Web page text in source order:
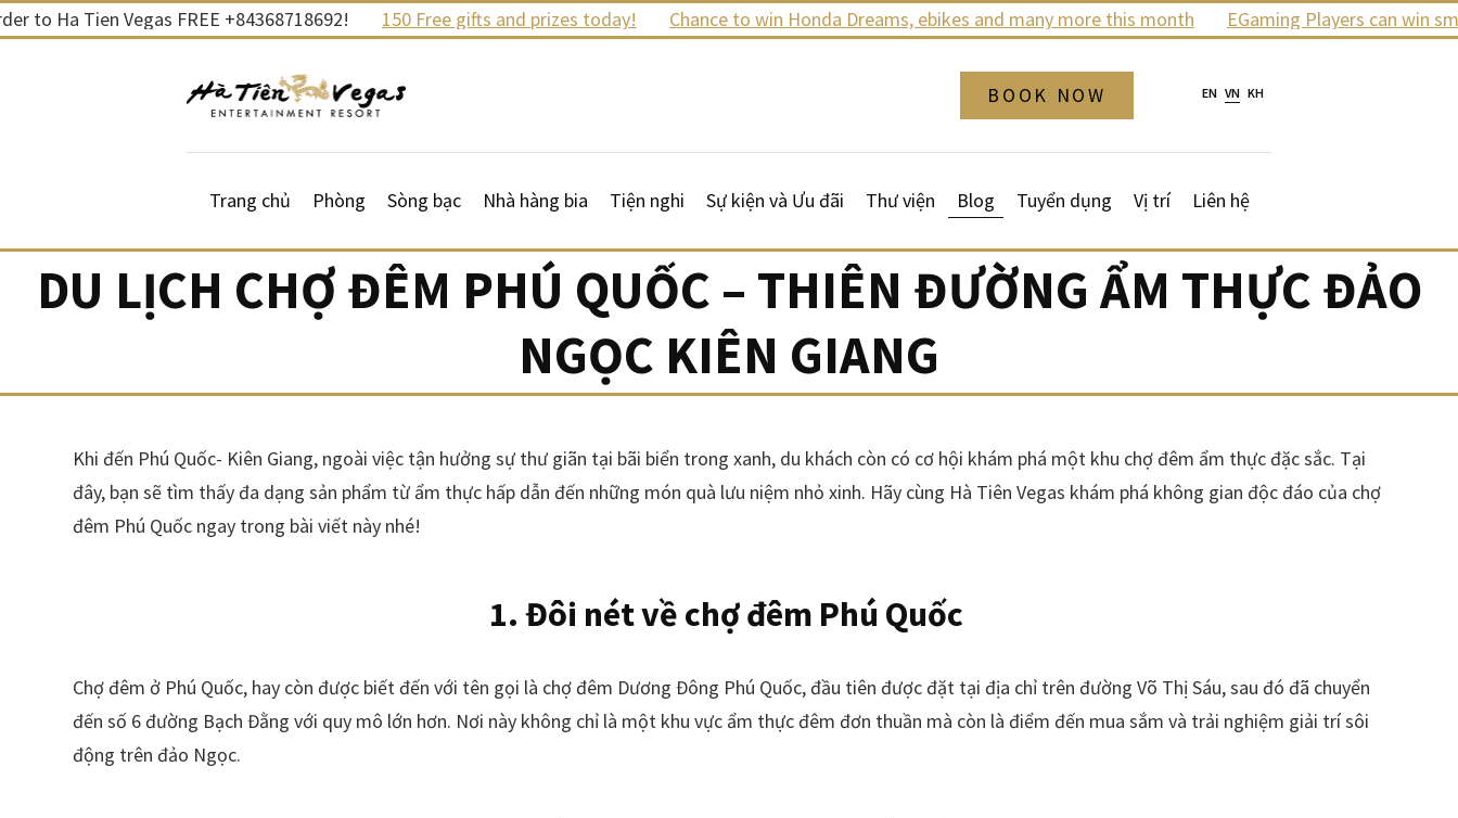
SkipTien Vegas FREE +84368718692! 150 Free gifts and prizes today! Chance to win Honda Dreams, ebikes and many more this month EGaming Players can win
EN VN KH
BOOK NOW
Trang chủ Phòng Sòng bạc Nhà hàng bia Tiện nghi Sự kiện và Ưu đãi Thư viện Blog Tuyển dụng Vị trí Liên hệ
DU LỊCH CHỢ ĐÊM PHÚ QUỐC – THIÊN ĐƯỜNG ẨM THỰC ĐẢO
NGỌC KIÊN GIANG
Khi đến Phú Quốc- Kiên Giang, ngoài việc tận hưởng sự thư giãn tại bãi biển trong xanh, du khách còn có cơ hội khám phá một khu chợ đêm ẩm thực đặc sắc. Tại
đây, bạn sẽ tìm thấy đa dạng sản phẩm từ ẩm thực hấp dẫn đến những món quà lưu niệm nhỏ xinh. Hãy cùng Hà Tiên Vegas khám phá không gian độc đáo của chợ
đêm Phú Quốc ngay trong bài viết này nhé!
1. Đôi nét về chợ đêm Phú Quốc
Chợ đêm ở Phú Quốc, hay còn được biết đến với tên gọi là chợ đêm Dương Đông Phú Quốc, đầu tiên được đặt tại địa chỉ trên đường Võ Thị Sáu, sau đó đã chuyển
đến số 6 đường Bạch Đằng với quy mô lớn hơn. Nơi này không chỉ là một khu vực ẩm thực đêm đơn thuần mà còn là điểm đến mua sắm và trải nghiệm giải trí sôi
động trên đảo Ngọc.